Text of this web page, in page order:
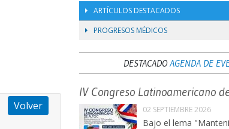
Volver
ARTÍCULOS DESTACADOS
PROGRESOS MÉDICOS
DESTACADOAGENDA DE
IV Congreso Latinoamericano
02 SEPTIEMBRE 2026
Bajo el lema